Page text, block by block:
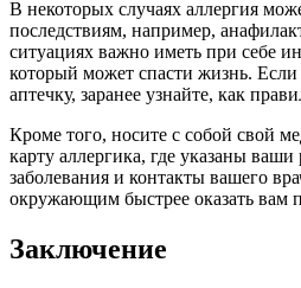
В некоторых случаях аллергия
последствиям, например,
ситуациях важно иметь при себе
который может спасти жизнь.
аптечку, заранее узнайте, как
Кроме того, носите с собой свой
карту аллергика, где указаны
заболевания и контакты вашего
окружающим быстрее оказать вам
Заключение